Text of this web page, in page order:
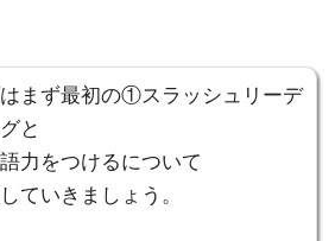
まず最初の①スラッシュリーデ
と
力をつけるについて
ていきましょう。